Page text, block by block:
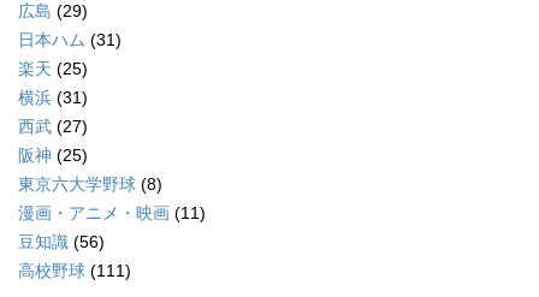
広島 (29)
日本ハム (31)
楽天 (25)
横浜 (31)
西武 (27)
阪神 (25)
東京六大学野球 (8)
漫画・アニメ・映画 (11)
豆知識 (56)
高校野球 (111)